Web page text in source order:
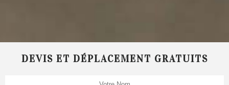
DEVIS ET DÉPLACEMENT GRATUITS